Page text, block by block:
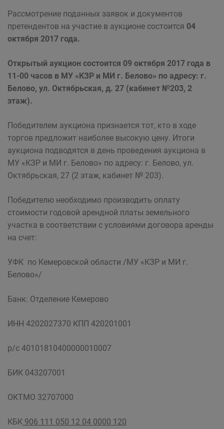
Рассмотрение поданных заявок и документов
претендентов на участие в аукционе состоится 04
октября 2017 года.
Открытый аукцион состоится 09 октября 2017 года в
11-00 часов в МУ «КЗР и МИ г. Белово» по адресу: г.
Белово, ул. Октябрьская, д. 27 (кабинет №203, 2
этаж).
Победителем аукциона признается тот, кто в ходе
торгов предложит наиболее высокую цену. Итоги
аукциона подводятся в день проведения аукциона в
МУ «КЗР и МИ г. Белово» по адресу: г. Белово, ул.
Октябрьская, 27 (2 этаж, кабинет № 203).
Победителю необходимо производить оплату
стоимости годовой арендной платы земельного
участка в соответствии с условиями договора аренды
на счет:
УФК по Кемеровской области /МУ «КЗР и МИ г.
Белово»/
Банк: Отделение Кемерово
ИНН 4202027370 КПП 420201001
р/с 40101810400000010007
БИК 043207001
ОКТМО 32707000
КБК 906 111 050 12 04 0000 120